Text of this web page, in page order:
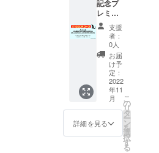
カーに
なりま
す。 サ
イズは
10㎝
×10㎝を
予定 デ
ザイン
決定
後、画
像を
アップ
しま
い ご支
援の際
に、ご
希望の
サイズ
をお選
びくだ
さい お
礼メッ
セージ
動画が
支援者
様個別
記念プ
レミア
ム試写
会ご招
待 １
名様 日
程：
2022年
10月～
11月の
夜の時
間で開
催予定
場所：
東京都
支援
者：
0人
お届
け予
定：
2022
年11
月
詳細を見る
こ
の
リ
タ
ー
ン
を
選
択
す
る